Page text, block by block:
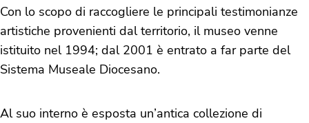
Con lo scopo di raccogliere le principali testimonianze
artistiche provenienti dal territorio, il museo venne
istituito nel 1994; dal 2001 è entrato a far parte del
Sistema Museale Diocesano.
Al suo interno è esposta un’antica collezione di